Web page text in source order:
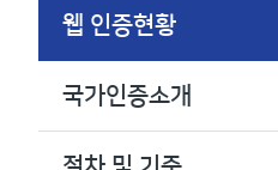
웹 인증현황
국가인증소개